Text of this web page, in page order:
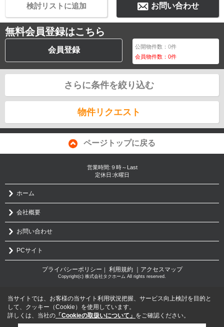
お問い合わせ
検討リストに追加
無料会員登録はこちら
会員登録 公開物件数：0件
会員物件数：0件
さらに条件を絞り込む
物件リクエスト
ページトップに戻る
営業時間:９時～Last
定休日:水曜日
ホーム
会社概要
お問い合わせ
PCサイト
プライバシーポリシー ｜ 利用規約 ｜アクセスマップ
Copyright(c) 株式会社タクホーム All rights reserved.
当サイトでは、お客様の当サイト利用状況把握、サービス向上検討を目的と
して、クッキー（Cookie）を使用しています。
詳しくは、当社の 「Cookieの取扱いについて」 をご確認ください。